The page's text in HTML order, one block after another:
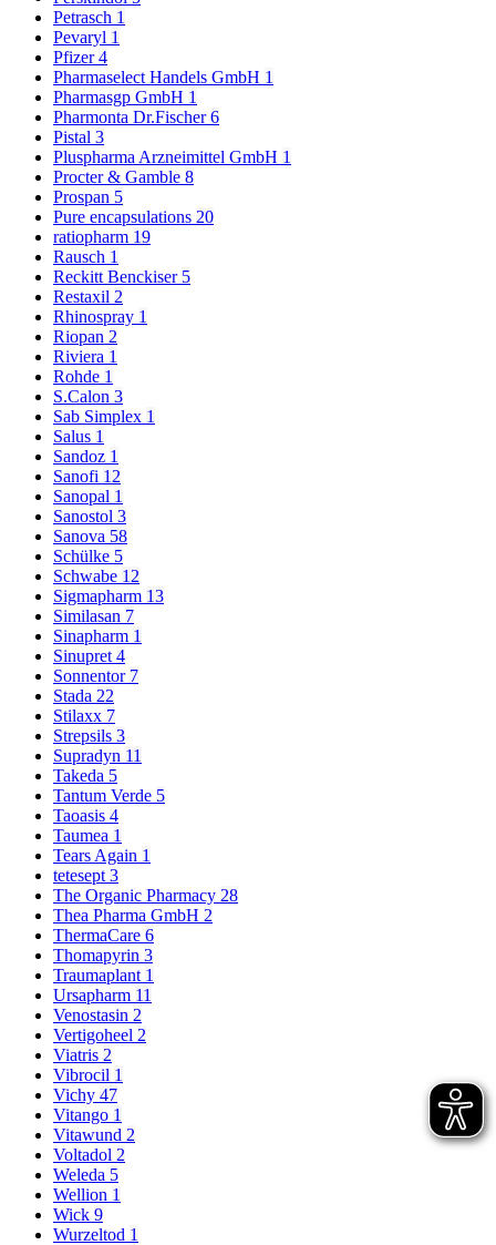
Petrasch 1
Pevaryl 1
Pfizer4
Pharmaselect Handels GmbH 1
Pharmasgp GmbH 1
Pharmonta Dr.Fischer6
Pistal 3
Pluspharma Arzneimittel GmbH 1
Procter & Gamble 8
Prospan 5
Pure encapsulations 20
ratiopharm 19
Rausch 1
Reckitt Benckiser 5
Restaxil 2
Rhinospray 1
Riopan 2
Riviera 1
Rohde 1
S.Calon 3
Sab Simplex 1
Salus 1
Sandoz 1
Sanofi 12
Sanopal 1
Sanostol 3
Sanova 58
Schülke 5
Schwabe 12
Sigmapharm 13
Similasan 7
Sinapharm 1
Sinupret 4
Sonnentor 7
Stada 22
Stilaxx 7
Strepsils 3
Supradyn 11
Takeda 5
Tantum Verde 5
Taoasis 4
Taumea 1
Tears Again 1
tetesept 3
The Organic Pharmacy 28
Thea Pharma GmbH 2
ThermaCare 6
Thomapyrin 3
Traumaplant 1
Ursapharm 11
Venostasin 2
Vertigoheel 2
Viatris 2
Vibrocil 1
Vichy 47
Vitango 1
Vitawund 2
Voltadol 2
Weleda 5
Wellion 1
Wick 9
Wurzeltod 1